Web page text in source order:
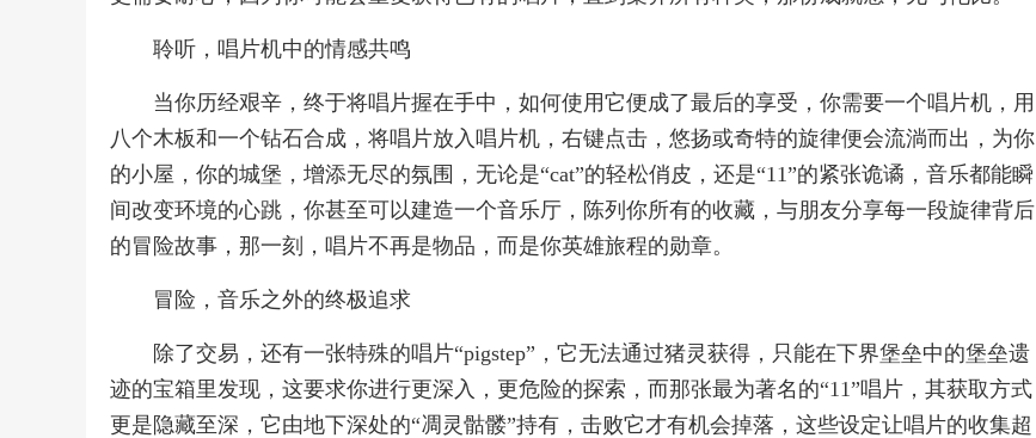
聆听，唱片机中的情感共鸣
当你历经艰辛，终于将唱片握在手中，如何使用它便成了最后的享受，你需要一个唱片机，用
八个木板和一个钻石合成，将唱片放入唱片机，右键点击，悠扬或奇特的旋律便会流淌而出，为你
的小屋，你的城堡，增添无尽的氛围，无论是“cat”的轻松俏皮，还是“11”的紧张诡谲，音乐都能瞬
间改变环境的心跳，你甚至可以建造一个音乐厅，陈列你所有的收藏，与朋友分享每一段旋律背后
的冒险故事，那一刻，唱片不再是物品，而是你英雄旅程的勋章。
冒险，音乐之外的终极追求
除了交易，还有一张特殊的唱片“pigstep”，它无法通过猪灵获得，只能在下界堡垒中的堡垒遗
迹的宝箱里发现，这要求你进行更深入，更危险的探索，而那张最为著名的“11”唱片，其获取方式
更是隐藏至深，它由地下深处的“凋灵骷髅”持有，击败它才有机会掉落，这些设定让唱片的收集超